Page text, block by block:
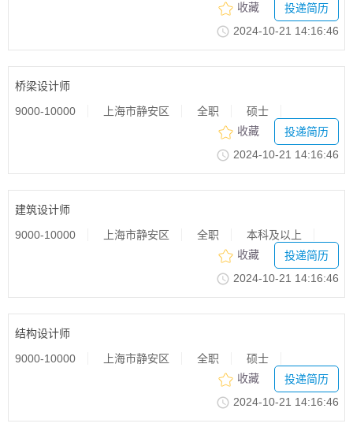
收藏
投递简历
2024-10-2114:16:46
桥梁设计师
9000-10000 上海市静安区 全职 硕士
收藏
投递简历
2024-10-2114:16:46
建筑设计师
9000-10000 上海市静安区 全职 本科及以上
收藏
投递简历
2024-10-2114:16:46
结构设计师
9000-10000 上海市静安区 全职 硕士
收藏
投递简历
2024-10-2114:16:46